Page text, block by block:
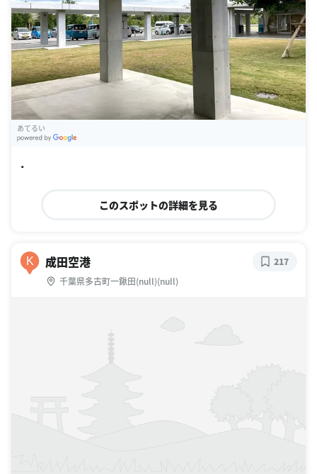
あてるい
・
このスポットの詳細を見る
K 成田空港
千葉県多古町一鍬田(null)(null)
217